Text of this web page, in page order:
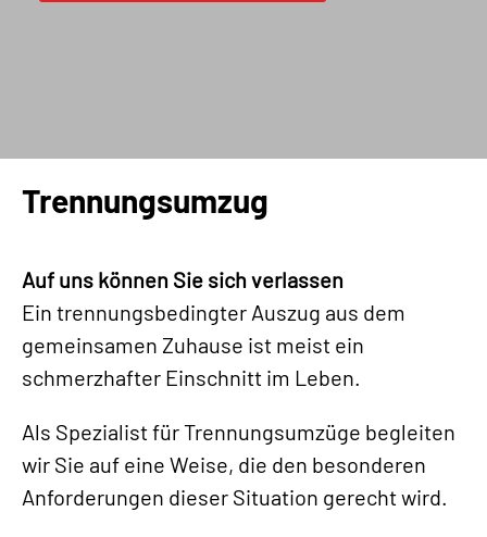
Trennungsumzug
Auf uns können Sie sich verlassen
Ein trennungsbedingter Auszug aus dem
gemeinsamen Zuhause ist meist ein
schmerzhafter Einschnitt im Leben.
Als Spezialist für Trennungsumzüge begleiten
wir Sie auf eine Weise, die den besonderen
Anforderungen dieser Situation gerecht wird.